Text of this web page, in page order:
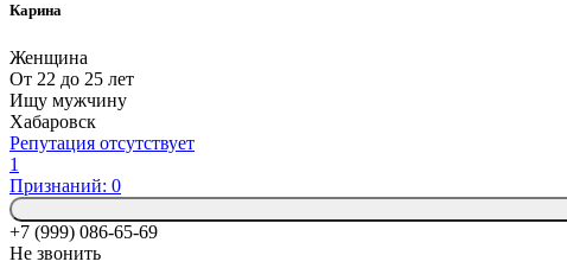
Карина
Женщина
От 22 до 25 лет
Ищу мужчину
Хабаровск
Репутация отсутствует
1
Признаний: 0
+7 (999) 086-65-69
Не звонить